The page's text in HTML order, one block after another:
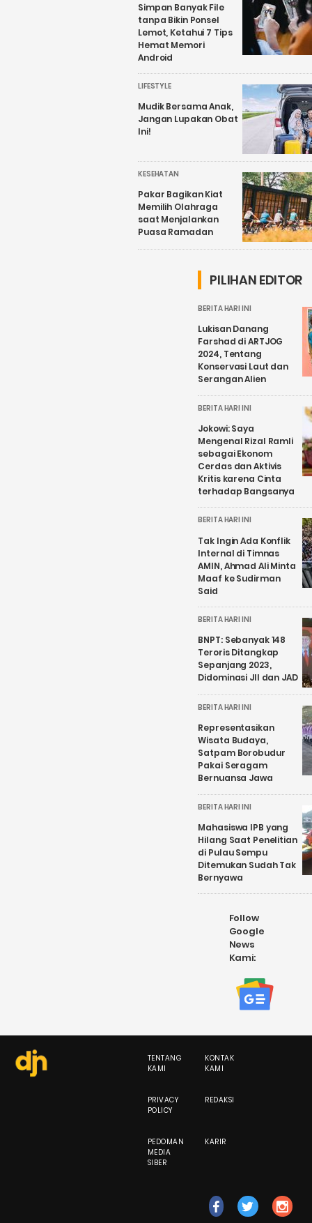
Simpan Banyak File
tanpa Bikin Ponsel
Lemot, Ketahui 7 Tips
Hemat Memori
Android
LIFESTYLE
Mudik Bersama Anak,
Jangan Lupakan Obat
Ini!
KESEHATAN
Pakar Bagikan Kiat
Memilih Olahraga
saat Menjalankan
Puasa Ramadan
PILIHAN EDITOR
BERITA HARI INI
Lukisan Danang
Farshad di ARTJOG
2024, Tentang
Konservasi Laut dan
Serangan Alien
BERITA HARI INI
Jokowi: Saya
Mengenal Rizal Ramli
sebagai Ekonom
Cerdas dan Aktivis
Kritis karena Cinta
terhadap Bangsanya
BERITA HARI INI
Tak Ingin Ada Konflik
Internal di Timnas
AMIN, Ahmad Ali Minta
Maaf ke Sudirman
Said
BERITA HARI INI
BNPT: Sebanyak 148
Teroris Ditangkap
Sepanjang 2023,
Didominasi JII dan JAD
BERITA HARI INI
Representasikan
Wisata Budaya,
Satpam Borobudur
Pakai Seragam
Bernuansa Jawa
BERITA HARI INI
Mahasiswa IPB yang
Hilang Saat Penelitian
di Pulau Sempu
Ditemukan Sudah Tak
Bernyawa
Follow
Google
News
Kami:
TENTANG
KAMI
KONTAK
KAMI
PRIVACY
POLICY
REDAKSI
PEDOMAN
MEDIA
SIBER
KARIR